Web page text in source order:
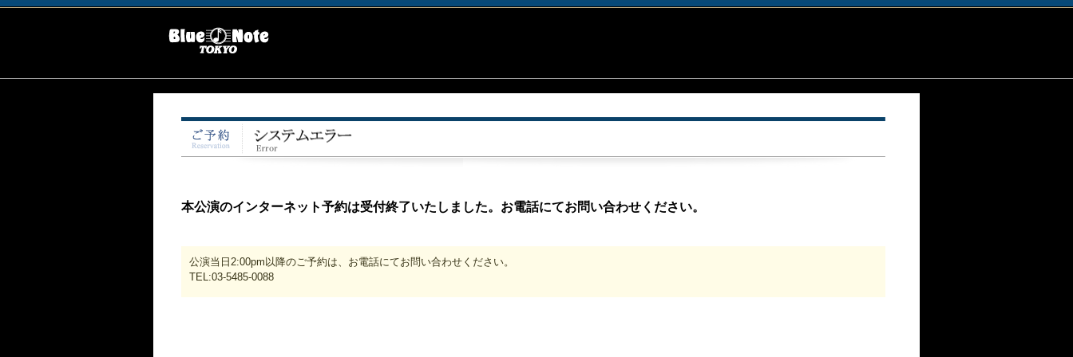
本公演のインターネット予約は受付終了いたしました。お電話にてお問い合わせください。
公演当日2:00pm以降のご予約は、お電話にてお問い合わせください。
TEL:03-5485-0088